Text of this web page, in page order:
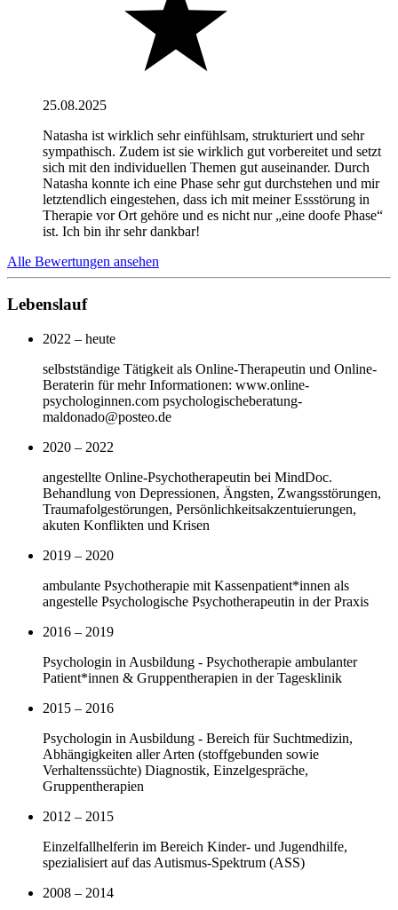
25.08.2025
Natasha ist wirklich sehr einfühlsam, strukturiert und sehr
sympathisch. Zudem ist sie wirklich gut vorbereitet und setzt
sich mit den individuellen Themen gut auseinander. Durch
Natasha konnte ich eine Phase sehr gut durchstehen und mir
letztendlich eingestehen, dass ich mit meiner Essstörung in
Therapie vor Ort gehöre und es nicht nur „eine doofe Phase“
ist. Ich bin ihr sehr dankbar!
Alle Bewertungen ansehen
Lebenslauf
2022 – heute
selbstständige Tätigkeit als Online-Therapeutin und Online-
Beraterin für mehr Informationen: www.online-
psychologinnen.com psychologischeberatung-
maldonado@posteo.de
2020 – 2022
angestellte Online-Psychotherapeutin bei MindDoc.
Behandlung von Depressionen, Ängsten, Zwangsstörungen,
Traumafolgestörungen, Persönlichkeitsakzentuierungen,
akuten Konflikten und Krisen
2019 – 2020
ambulante Psychotherapie mit Kassenpatient*innen als
angestelle Psychologische Psychotherapeutin in der Praxis
2016 – 2019
Psychologin in Ausbildung - Psychotherapie ambulanter
Patient*innen & Gruppentherapien in der Tagesklinik
2015 – 2016
Psychologin in Ausbildung - Bereich für Suchtmedizin,
Abhängigkeiten aller Arten (stoffgebunden sowie
Verhaltenssüchte) Diagnostik, Einzelgespräche,
Gruppentherapien
2012 – 2015
Einzelfallhelferin im Bereich Kinder- und Jugendhilfe,
spezialisiert auf das Autismus-Spektrum (ASS)
2008 – 2014